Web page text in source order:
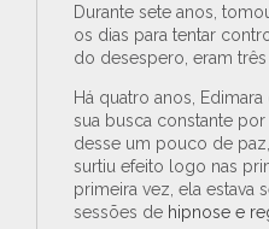
Durante sete anos,
os dias para tentar
do desespero, eram
Há quatro anos,
sua busca constante
desse um pouco de
surtiu efeito logo nas
primeira vez, ela estava
sessões de hipnose e